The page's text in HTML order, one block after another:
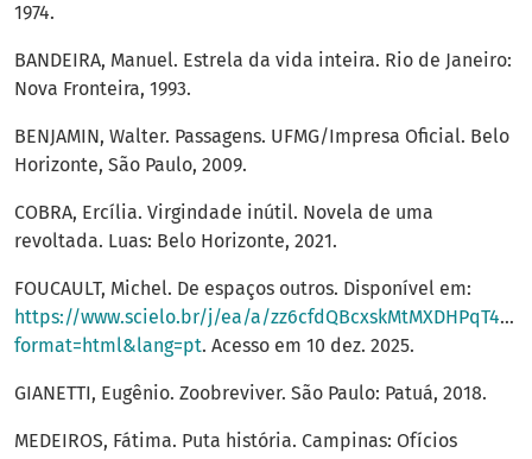
1974.
BANDEIRA, Manuel. Estrela da vida inteira. Rio de Janeiro:
Nova Fronteira, 1993.
BENJAMIN, Walter. Passagens. UFMG/Impresa Oficial. Belo
Horizonte, São Paulo, 2009.
COBRA, Ercília. Virgindade inútil. Novela de uma
revoltada. Luas: Belo Horizonte, 2021.
FOUCAULT, Michel. De espaços outros. Disponível em:
https://www.scielo.br/j/ea/a/zz6cfdQBcxskMtMXDHPqT4G/?
format=html&lang=pt. Acesso em 10 dez. 2025.
GIANETTI, Eugênio. Zoobreviver. São Paulo: Patuá, 2018.
MEDEIROS, Fátima. Puta história. Campinas: Ofícios